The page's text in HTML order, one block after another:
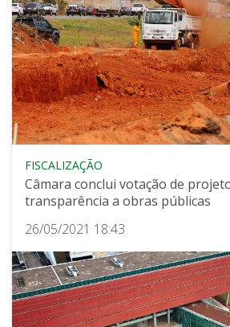
FISCALIZAÇÃO
Câmara conclui votação de
transparência a obras públicas
26/05/2021 18:43